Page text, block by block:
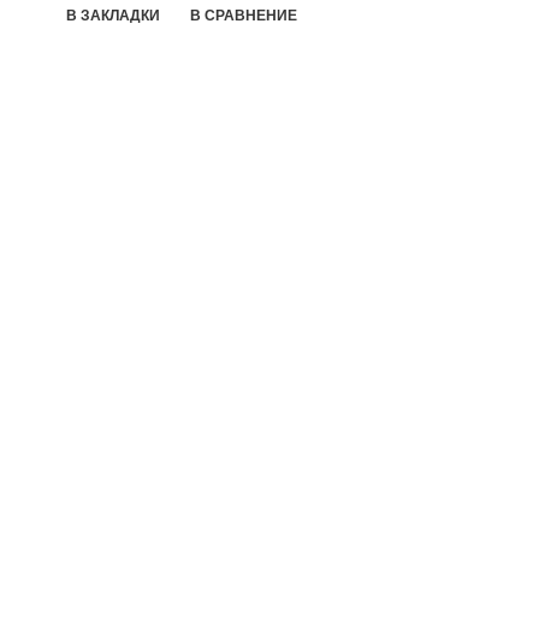
В ЗАКЛАДКИ В СРАВНЕНИЕ